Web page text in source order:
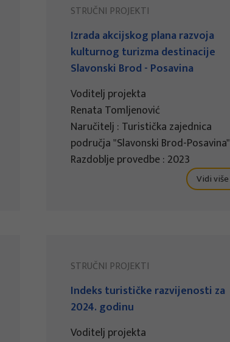
STRUČNI PROJEKTI
Izrada akcijskog plana razvoja
kulturnog turizma destinacije
Slavonski Brod - Posavina
Voditelj projekta
Renata Tomljenović
Naručitelj : Turistička zajednica
područja "Slavonski Brod-Posavina"
Razdoblje provedbe : 2023
Vidi više
STRUČNI PROJEKTI
Indeks turističke razvijenosti za
2024. godinu
Voditelj projekta